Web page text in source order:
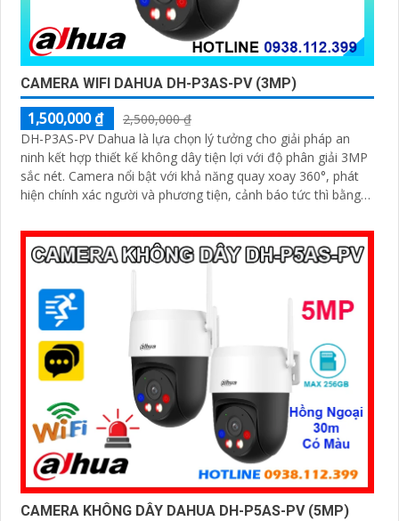
CAMERA WIFI DAHUA DH-P3AS-PV (3MP)
1,500,000 ₫
2,500,000 ₫
DH-P3AS-PV Dahua là lựa chọn lý tưởng cho giải pháp an
ninh kết hợp thiết kế không dây tiện lợi với độ phân giải 3MP
sắc nét. Camera nổi bật với khả năng quay xoay 360°, phát
hiện chính xác người và phương tiện, cảnh báo tức thì bằng
CAMERA KHÔNG DÂY DAHUA DH-P5AS-PV (5MP)